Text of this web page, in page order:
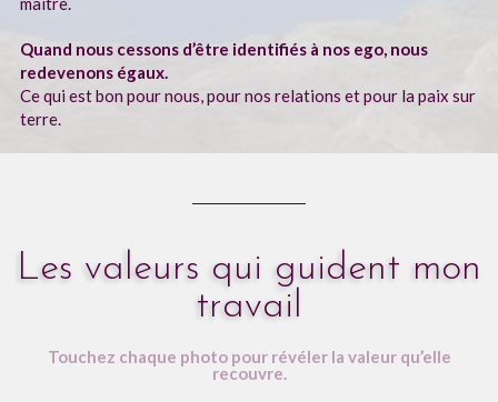
Quand nous cessons d’être identifiés à nos ego, nous
redevenons égaux.
Ce qui est bon pour nous, pour nos relations et pour la paix sur
terre.
Les valeurs qui guident mon
travail
Touchez chaque photo pour révéler la valeur qu’elle
recouvre.